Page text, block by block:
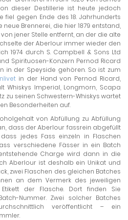
dieser Destillerie ist heute jedoch
gegen Ende des 18. Jahrhunderts
neue Brennerei, die hier 1879 entstand,
jener Stelle entfernt, an der die alte
der Aberlour immer wieder den
1974 durch S. Campbell & Sons Ltd
Spirituosen-Konzern Pernod Ricard
in der Speyside gehören. So ist zum
in der Hand von Pernod Ricard,
Whiskys Imperial, Longmorn, Scapa
zu seinen Schwestern-Whiskys wartet
Besonderheiten auf.
von Abfüllung zu Abfüllung
dass der Aberlour fassrein abgefüllt
jedes Fass einzeln in Flaschen
verschiedene Fässer in ein Batch
Charge wird dann in die
Aberlour ist deshalb ein Unikat und
zwei Flaschen des gleichen Batches
an dem Vermerk des jeweiligen
der Flasche. Dort finden Sie
Nummer. Zwei solcher Batches
veröffentlicht – ein